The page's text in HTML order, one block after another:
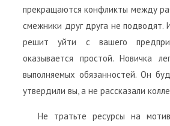
прекращаются конфликты между
смежники друг друга не подводят.
решит уйти с вашего
оказывается простой. Новичка
выполняемых обязанностей. Он
утвердили вы, а не рассказали
Не тратьте ресурсы на